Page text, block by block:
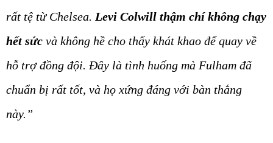
rất tệ từ Chelsea. Levi Colwill thậm chí không chạy
hết sức và không hề cho thấy khát khao để quay về
hỗ trợ đồng đội. Đây là tình huống mà Fulham đã
chuẩn bị rất tốt, và họ xứng đáng với bàn thắng
này.”